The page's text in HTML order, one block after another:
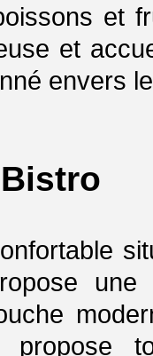
et
et
envers
une
propose